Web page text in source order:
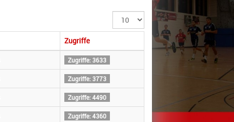
Anzeige
#
Zugriffe
Zugriffe: 3633
Zugriffe: 3773
Zugriffe: 4490
Zugriffe: 4360